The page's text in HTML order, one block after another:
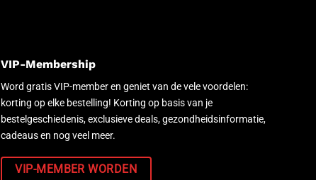
VIP-Membership
Word gratis VIP-member en geniet van de vele voordelen:
korting op elke bestelling! Korting op basis van je
bestelgeschiedenis, exclusieve deals, gezondheidsinformatie,
cadeaus en nog veel meer.
VIP-MEMBER WORDEN